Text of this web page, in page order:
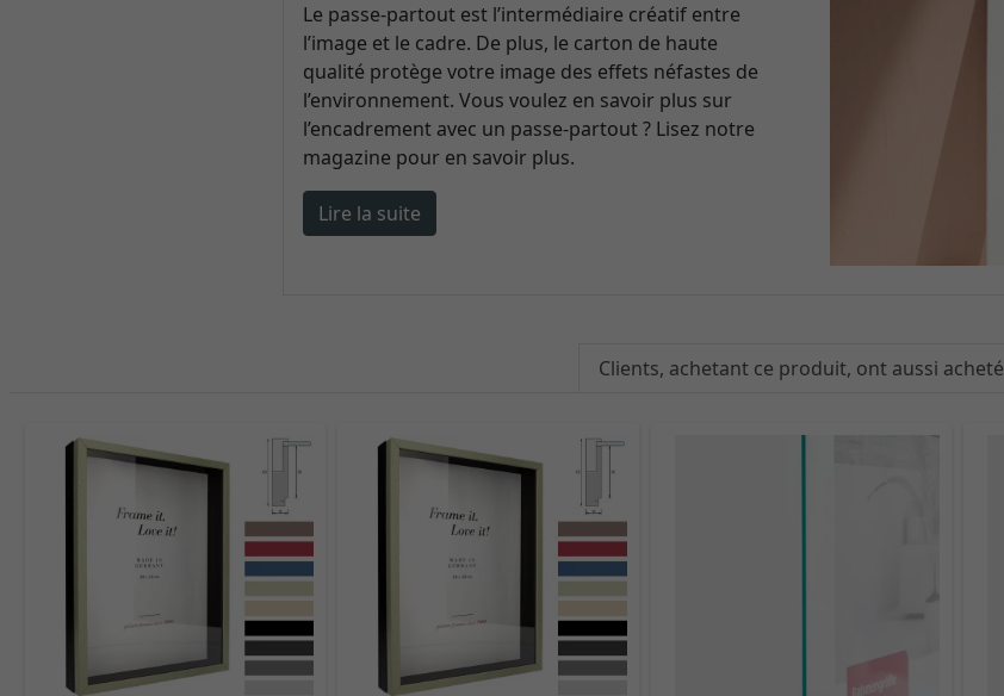
Le passe-partout est l’intermédiaire créatif entre
l’image et le cadre. De plus, le carton de haute
qualité protège votre image des effets néfastes de
l’environnement. Vous voulez en savoir plus sur
l’encadrement avec un passe-partout ? Lisez notre
magazine pour en savoir plus.
Lire la suite
Clients, achetant ce produit, ont aussi acheté